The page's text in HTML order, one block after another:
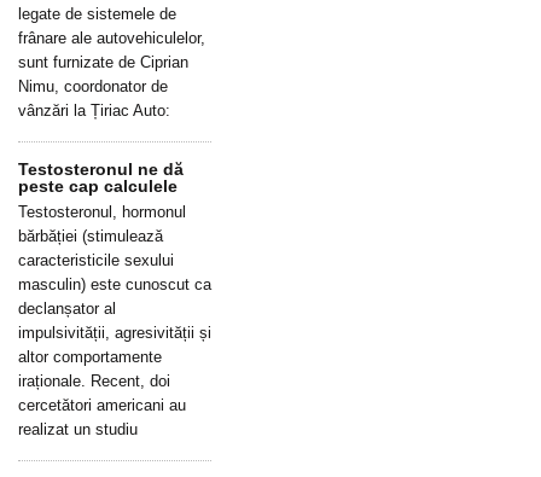
legate de sistemele de
frânare ale autovehiculelor,
sunt furnizate de Ciprian
Nimu, coordonator de
vânzări la Țiriac Auto:
Testosteronul ne dă
peste cap calculele
Testosteronul, hormonul
bărbăției (stimulează
caracteristicile sexului
masculin) este cunoscut ca
declanșator al
impulsivității, agresivității și
altor comportamente
iraționale. Recent, doi
cercetători americani au
realizat un studiu